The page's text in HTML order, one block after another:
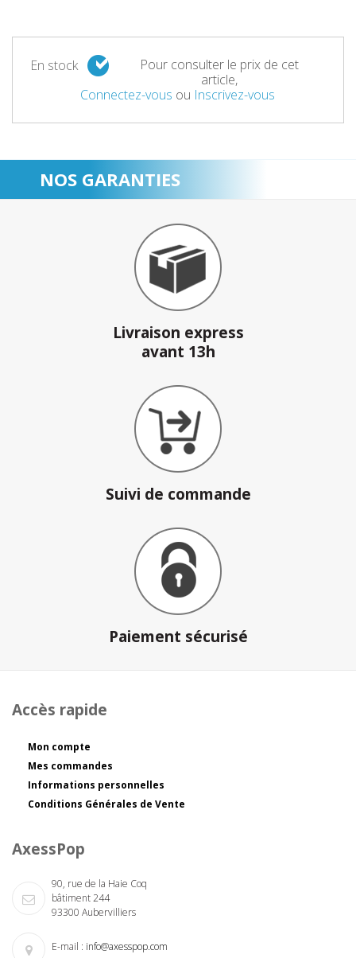
En stock
Pour consulter le prix de cet
article,
Connectez-vous ou Inscrivez-vous
NOS GARANTIES
Livraison express
avant 13h
Suivi de commande
Paiement sécurisé
Accès rapide
Mon compte
Mes commandes
Informations personnelles
Conditions Générales de Vente
AxessPop
90, rue de la Haie Coq
bâtiment 244
93300 Aubervilliers
E-mail : info@axesspop.com